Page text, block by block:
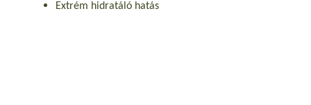
Extrém hidratáló hatás